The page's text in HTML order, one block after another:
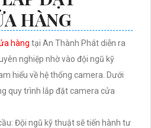
HÀNG
hàng tại An Thành Phát diễn ra
nghiệp nhờ vào đội ngũ kỹ
hiểu về hệ thống camera. Dưới
quy trình lắp đặt camera cửa
Đội ngũ kỹ thuật sẽ tiến hành tư